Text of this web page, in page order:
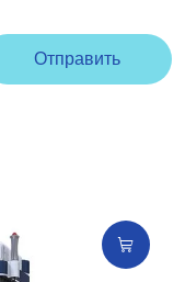
Отправить